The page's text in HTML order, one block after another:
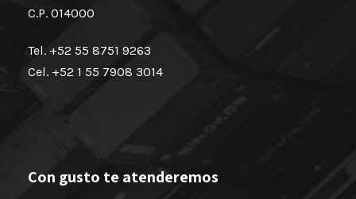
C.P. 014000
Tel. +52 55 8751 9263
Cel. +52 1 55 7908 3014
Con gusto te atenderemos